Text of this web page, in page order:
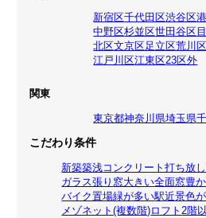
新宿区千代田区渋谷区
中野区杉並区世田谷区
北区文京区足立区荒川区
江戸川区江東区23区外
関東
東京都神奈川県埼玉県
こだわり条件
新築築浅コンクリート打ち放し
ガラス張り 窓大きい全面窓豊
バイク置場緑が多い駅近景色
メゾネット(複数階)ロフト2階